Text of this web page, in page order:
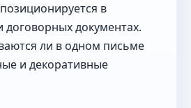
в
договорных документах.
ли в одном письме
и декоративные